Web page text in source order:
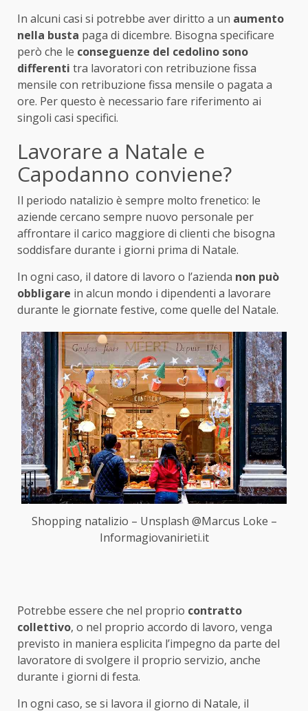
In alcuni casi si potrebbe aver diritto a un aumento
nella busta paga di dicembre. Bisogna specificare
però che le conseguenze del cedolino sono
differenti tra lavoratori con retribuzione fissa
mensile con retribuzione fissa mensile o pagata a
ore. Per questo è necessario fare riferimento ai
singoli casi specifici.
Lavorare a Natale e
Capodanno conviene?
Il periodo natalizio è sempre molto frenetico: le
aziende cercano sempre nuovo personale per
affrontare il carico maggiore di clienti che bisogna
soddisfare durante i giorni prima di Natale.
In ogni caso, il datore di lavoro o l’azienda non può
obbligare in alcun mondo i dipendenti a lavorare
durante le giornate festive, come quelle del Natale.
Shopping natalizio – Unsplash @Marcus Loke –
Informagiovanirieti.it
Potrebbe essere che nel proprio contratto
collettivo, o nel proprio accordo di lavoro, venga
previsto in maniera esplicita l’impegno da parte del
lavoratore di svolgere il proprio servizio, anche
durante i giorni di festa.
In ogni caso, se si lavora il giorno di Natale, il